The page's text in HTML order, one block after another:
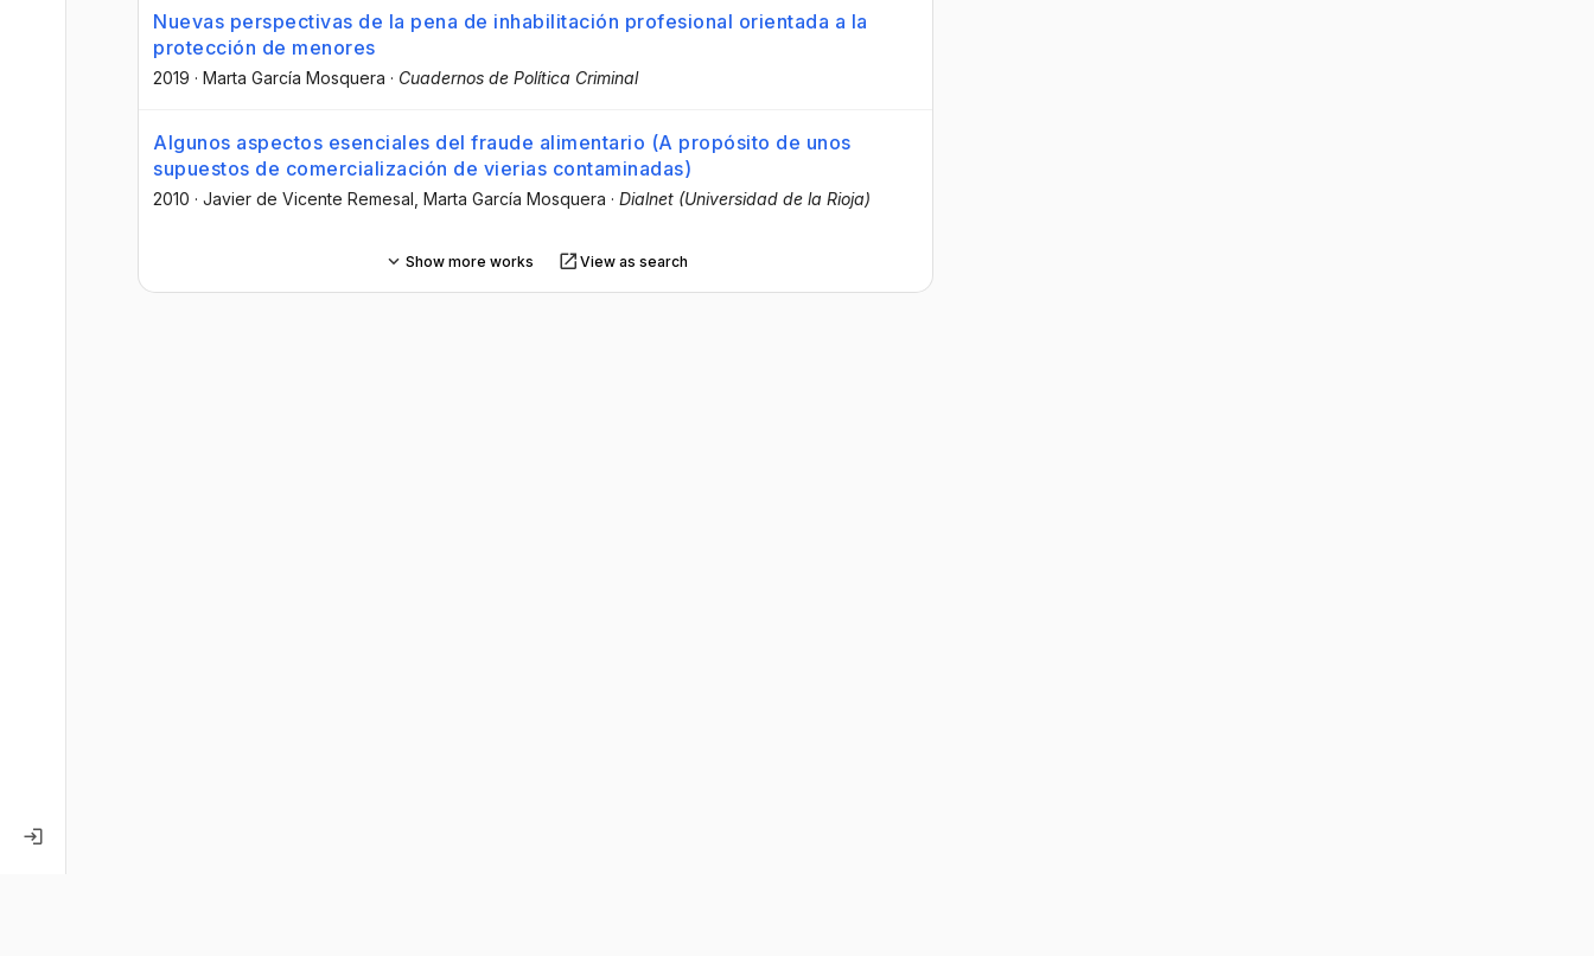
Nuevas perspectivas de la pena de inhabilitación profesional orientada a la
protección de menores
2019 · Marta García Mosquera · Cuadernos de Política Criminal
Algunos aspectos esenciales del fraude alimentario (A propósito de unos
supuestos de comercialización de vierias contaminadas)
2010 · Javier de Vicente Remesal , Marta García Mosquera · Dialnet (Universidad de la Rioja)
Show more works View as search